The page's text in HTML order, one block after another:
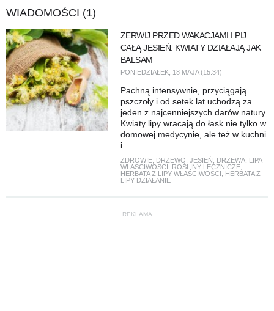
WIADOMOŚCI (1)
ZERWIJ PRZED WAKACJAMI I PIJ
CAŁĄ JESIEŃ. KWIATY DZIAŁAJĄ JAK
BALSAM
PONIEDZIAŁEK, 18 MAJA (15:34)
Pachną intensywnie, przyciągają
pszczoły i od setek lat uchodzą za
jeden z najcenniejszych darów natury.
Kwiaty lipy wracają do łask nie tylko w
domowej medycynie, ale też w kuchni
i...
ZDROWIE, DRZEWO JESIEŃ DRZEWA, LIPA
WLASCIWOSCI
ROŚLINY LECZNICZE,
HERBATA Z LIPY WŁAŚCIWOŚCI
HERBATA Z
LIPY DZIAŁANIE
REKLAMA